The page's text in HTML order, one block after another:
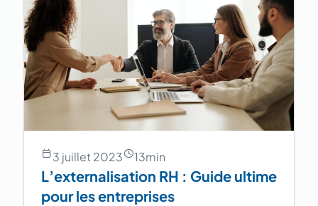
3 juillet 2023 13min
L’externalisation RH : Guide ultime
pour les entreprises